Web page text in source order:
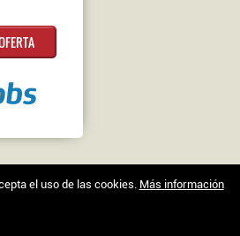
el uso de las cookies. Más información